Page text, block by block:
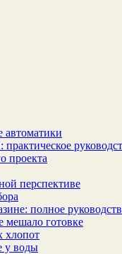
проекта
перспективе
полное
мешало готовке
хлопот
у воды